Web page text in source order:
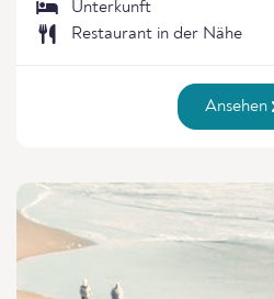
Unterkunft
Restaurant in der Nähe
Ansehen